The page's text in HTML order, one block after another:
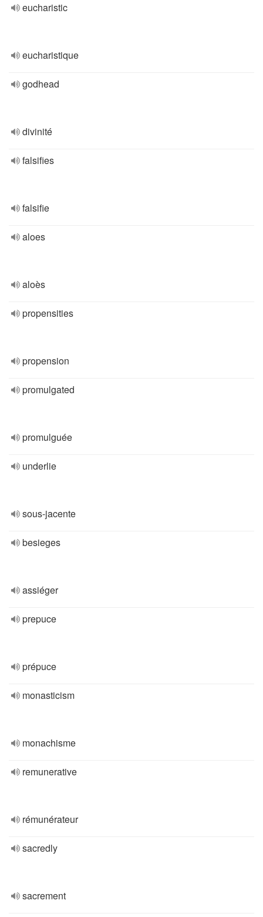
eucharistic
eucharistique
godhead
divinité
falsifies
falsifie
aloes
aloès
propensities
propension
promulgated
promulguée
underlie
sous-jacente
besieges
assiéger
prepuce
prépuce
monasticism
monachisme
remunerative
rémunérateur
sacredly
sacrement